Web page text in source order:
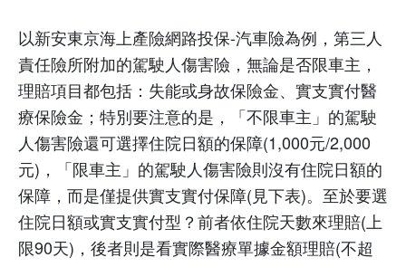
以新安東京海上產險網路投保-汽車險為例，第三人
責任險所附加的駕駛人傷害險，無論是否限車主，
理賠項目都包括：失能或身故保險金、實支實付醫
療保險金；特別要注意的是，「不限車主」的駕駛
人傷害險還可選擇住院日額的保障(1,000元/2,000
元) ，「限車主」的駕駛人傷害險則沒有住院日額的
保障，而是僅提供實支實付保障(見下表)。至於要選
住院日額或實支實付型？前者依住院天數來理賠( 上
限90天) ，後者則是看實際醫療單據金額理賠(不超